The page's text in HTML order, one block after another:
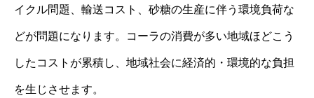
イクル問題、輸送コスト、砂糖の生産に伴う環境負荷な
どが問題になります。コーラの消費が多い地域ほどこう
したコストが累積し、地域社会に経済的・環境的な負担
を生じさせます。